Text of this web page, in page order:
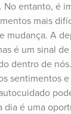
No entanto, é
mais
mudança. A
é um sinal
dentro de
sentimentos
dia é uma